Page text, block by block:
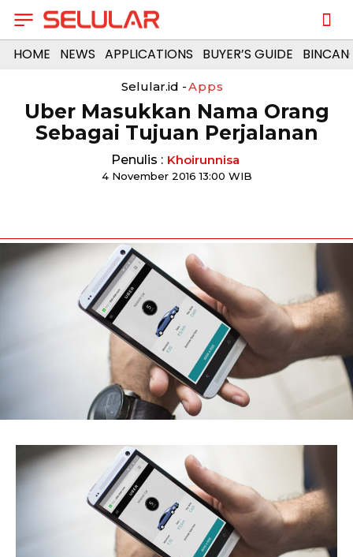
HOME NEWS APPLICATIONS BUYER’S GUIDE
Selular.id -Apps
Uber Masukkan Nama Orang
Sebagai Tujuan Perjalanan
Penulis : Khoirunnisa
4 November 2016 13:00 WIB